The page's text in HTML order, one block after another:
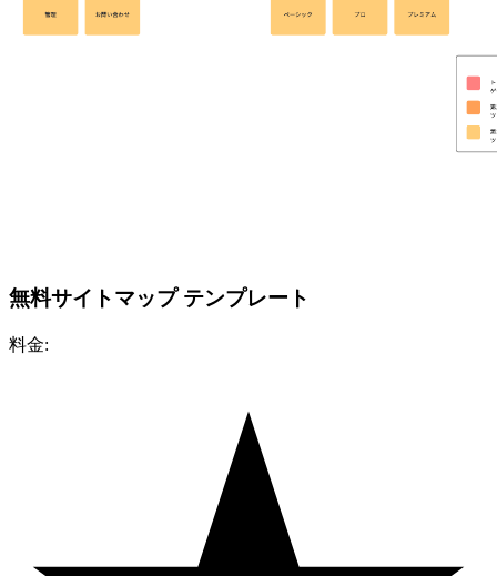
無料サイトマップ テンプレート
料金: